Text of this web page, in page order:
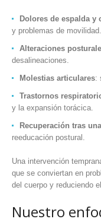
Dolores de espalda y
y problemas de movilidad.
Alteraciones
desalineaciones.
Molestias articulares:
Trastornos
y la expansión torácica.
Recuperación tras
reeducación postural.
Una intervención
que se conviertan en
del cuerpo y reduciendo
Nuestro